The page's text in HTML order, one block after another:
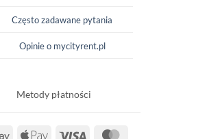
Często zadawane pytania
Opinie o mycityrent.pl
Metody płatności
Google Apple Visa